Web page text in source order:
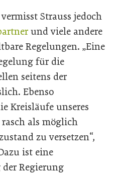
Strauss jedoch
und viele andere
Regelungen. „Eine
für die
seitens der
Ebenso
Kreisläufe unseres
als möglich
zu versetzen“,
ist eine
Regierung